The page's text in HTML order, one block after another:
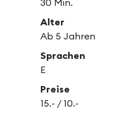
30 Min.
Alter
Ab 5 Jahren
Sprachen
E
Preise
15.- / 10.-